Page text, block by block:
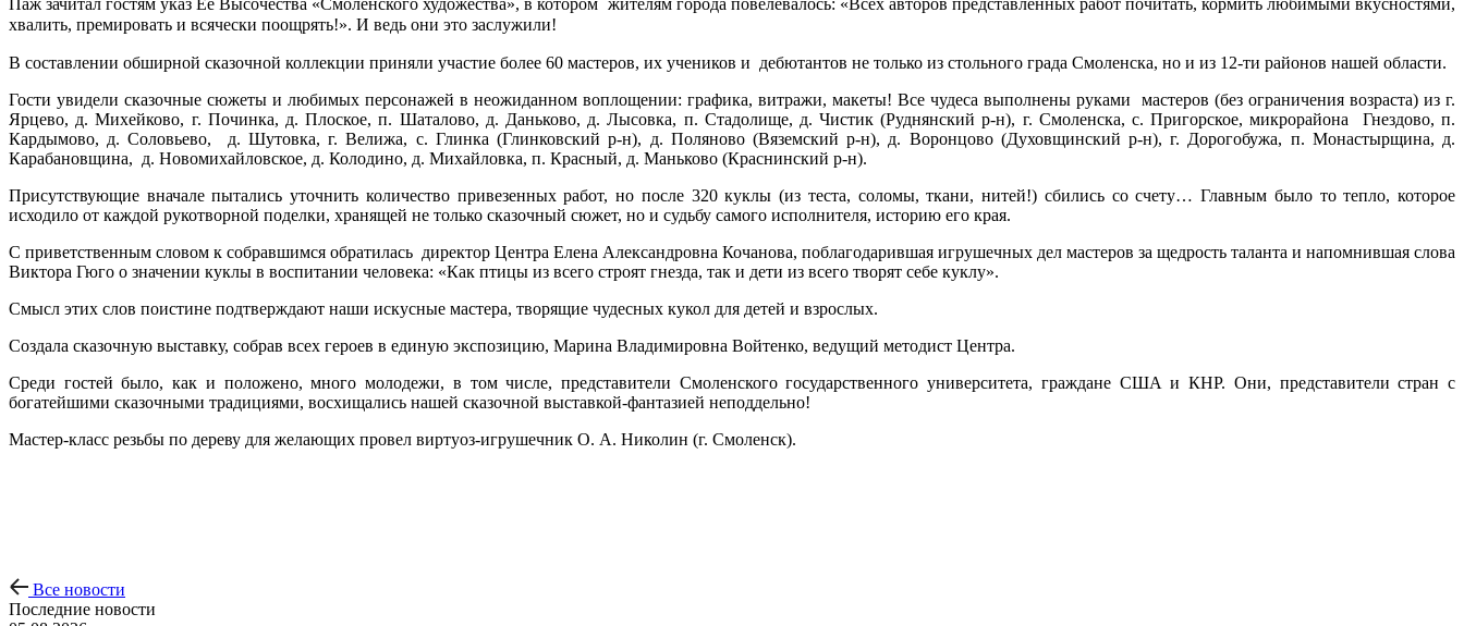
Паж зачитал гостям указ Ее Высочества «Смоленского художества», в котором жителям города повелевалось: «Всех авторов представленных работ почитать, кормить любимыми вкусностями,
хвалить, премировать и всячески поощрять!». И ведь они это заслужили!
В составлении обширной сказочной коллекции приняли участие более 60 мастеров, их учеников и дебютантов не только из стольного града Смоленска, но и из 12-ти районов нашей области.
Гости увидели сказочные сюжеты и любимых персонажей в неожиданном воплощении: графика, витражи, макеты! Все чудеса выполнены руками мастеров (без ограничения возраста) из г.
Ярцево, д. Михейково, г. Починка, д. Плоское, п. Шаталово, д. Даньково, д. Лысовка, п. Стадолище, д. Чистик (Руднянский р-н), г. Смоленска, с. Пригорское, микрорайона Гнездово, п.
Кардымово, д. Соловьево, д. Шутовка, г. Велижа, с. Глинка (Глинковский р-н), д. Поляново (Вяземский р-н), д. Воронцово (Духовщинский р-н), г. Дорогобужа, п. Монастырщина, д.
Карабановщина, д. Новомихайловское, д. Колодино, д. Михайловка, п. Красный, д. Маньково (Краснинский р-н).
Присутствующие вначале пытались уточнить количество привезенных работ, но после 320 куклы (из теста, соломы, ткани, нитей!) сбились со счету… Главным было то тепло, которое
исходило от каждой рукотворной поделки, хранящей не только сказочный сюжет, но и судьбу самого исполнителя, историю его края.
С приветственным словом к собравшимся обратилась директор Центра Елена Александровна Кочанова, поблагодарившая игрушечных дел мастеров за щедрость таланта и напомнившая слова
Виктора Гюго о значении куклы в воспитании человека: «Как птицы из всего строят гнезда, так и дети из всего творят себе куклу».
Смысл этих слов поистине подтверждают наши искусные мастера, творящие чудесных кукол для детей и взрослых.
Создала сказочную выставку, собрав всех героев в единую экспозицию, Марина Владимировна Войтенко, ведущий методист Центра.
Среди гостей было, как и положено, много молодежи, в том числе, представители Смоленского государственного университета, граждане США и КНР. Они, представители стран с
богатейшими сказочными традициями, восхищались нашей сказочной выставкой-фантазией неподдельно!
Мастер-класс резьбы по дереву для желающих провел виртуоз-игрушечник О. А. Николин (г. Смоленск).
Все новости
Последние новости